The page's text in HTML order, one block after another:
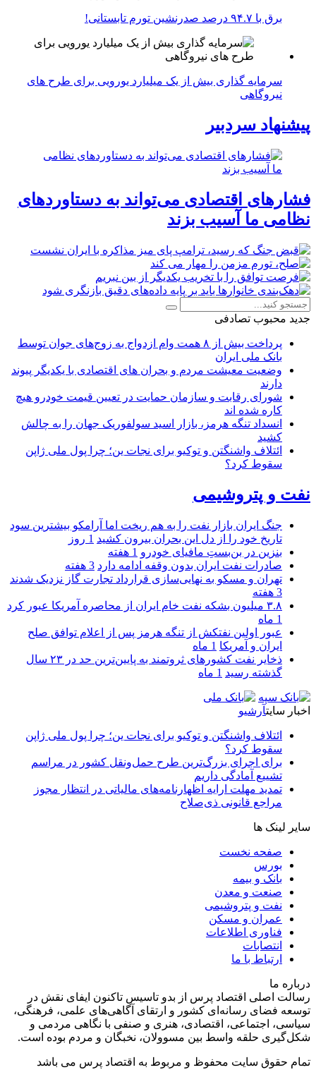
برق با ۹۴.۷ درصد صدرنشین تورم تابستانی!
سرمایه گذاری بیش از یک میلیارد یورویی برای طرح های
نیروگاهی
پیشنهاد سردبیر
فشارهای اقتصادی می‌تواند به دستاوردهای
نظامی ما آسیب بزند
جدید محبوب تصادفی
پرداخت بیش از ۸ همت وام ازدواج به زوج‌های جوان توسط
بانک ملی ایران
وضعیت معیشت مردم و بحران های اقتصادی با یکدیگر پیوند
دارند
شورای رقابت و سازمان حمایت در تعیین قیمت خودرو هیچ
کاره شده اند
انسداد تنگه هرمز، بازار اسید سولفوریک جهان را به چالش
کشید
ائتلاف واشنگتن و توکیو برای نجات ین؛ چرا پول ملی ژاپن
سقوط کرد؟
نفت و پتروشیمی
جنگ ایران بازار نفت را به هم ریخت اما آرامکو بیشترین سود
تاریخ خود را از دل این بحران بیرون کشید 1 روز
بنزین در بن‌بستِ مافیای خودرو 1 هفته
صادرات نفت ایران بدون وقفه ادامه دارد 3 هفته
تهران و مسکو به نهایی‌سازی قرارداد تجارت گاز نزدیک شدند
3 هفته
۳.۸ میلیون بشکه نفت خام ایران از محاصره آمریکا عبور کرد
1 ماه
عبور اولین نفتکش از تنگه هرمز پس از اعلام توافق صلح
ایران و آمریکا 1 ماه
ذخایر نفت کشورهای ثروتمند به پایین‌ترین حد در ۲۳ سال
گذشته رسید 1 ماه
اخبار سایتآرشیو
ائتلاف واشنگتن و توکیو برای نجات ین؛ چرا پول ملی ژاپن
سقوط کرد؟
برای اجرای بزرگ‌ترین طرح حمل‌ونقل کشور در مراسم
تشییع آمادگی داریم
تمدید مهلت ارایه اظهارنامه‌های مالیاتی در انتظار مجوز
مراجع قانونی ذی‌‏صلاح
سایر لینک ها
صفحه نخست
بورس
بانک و بیمه
صنعت و معدن
نفت و پتروشیمی
عمران و مسکن
فناوری اطلاعات
انتصابات
ارتباط با ما
درباره ما
رسالت اصلی اقتصاد پرس از بدو تاسیس تاکنون ایفای نقش در
توسعه فضای رسانه‌ای کشور و ارتقای آگاهی‌های علمی، فرهنگی،
سیاسی، اجتماعی، اقتصادی، هنری و صنفی با نگاهی مردمی و
شکل‌گیری حلقه واسط بین مسوولان، نخبگان و مردم بوده است.
تمام حقوق سایت محفوظ و مربوط به اقتصاد پرس می باشد